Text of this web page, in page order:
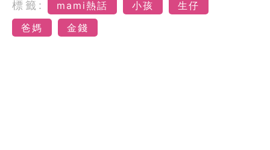
標籤: mami熱話 小孩
生仔
爸媽
金錢